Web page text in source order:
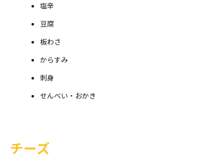
塩辛
豆腐
板わさ
からすみ
刺身
せんべい・おかき
チーズ